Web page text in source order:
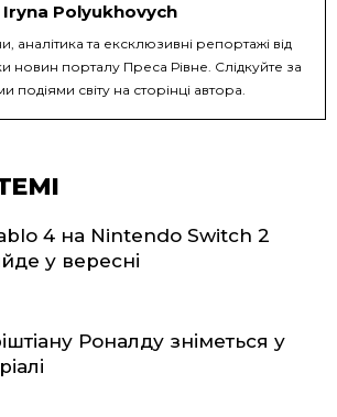
Iryna Polyukhovych
аналітика та ексклюзивні репортажі від
новин порталу Преса Рівне. Слідкуйте за
подіями світу на сторінці автора.
4 на Nintendo Switch 2
у вересні
Роналду зніметься у